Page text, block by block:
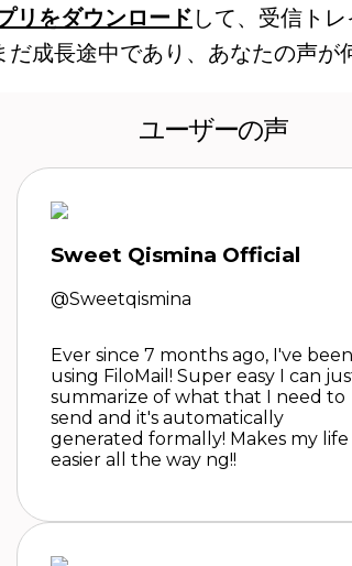
リをダウンロード して、受信ト
成長途中であり、あなたの声が
ユーザーの声
Sweet Qismina Official
@Sweetqismina
Ever since 7 months ago, I've been
using FiloMail! Super easy I can
summarize of what that I need to
send and it's automatically
generated formally! Makes my life
easier all the way ng!!